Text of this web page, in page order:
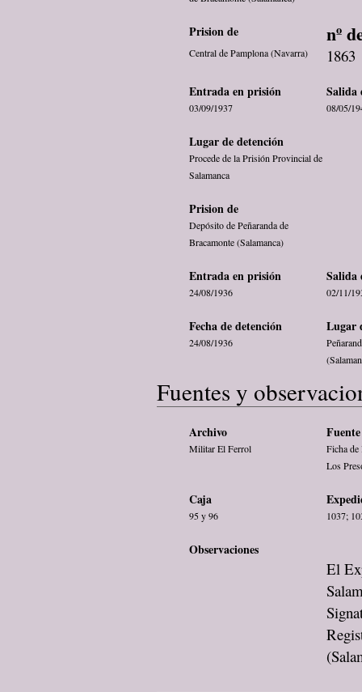
Prision de nº
Central de Pamplona (Navarra) 1863
Entrada en prisión Salida
03/09/1937 08/05/
Lugar de detención
Procede de la Prisión Provincial de
Salamanca
Prision de
Depósito de Peñaranda de
Bracamonte (Salamanca)
Entrada en prisión Salida
24/08/1936 02/11/
Fecha de detención Lugar
24/08/1936
Fuentes y
Archivo
Militar El Ferrol
Ficha de
Los
Caja
95 y 96 1037;
Observaciones
El